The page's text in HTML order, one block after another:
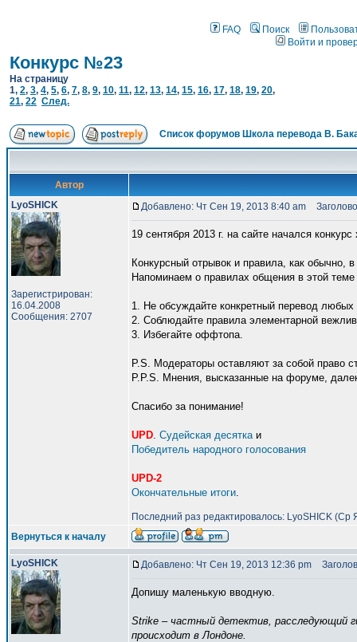
FAQ Поиск
Войти и
Конкурс №23
На страницу
1, 2, 3, 4, 5, 6, 7, 8, 9, 10, 11, 12, 13, 14, 15, 16, 17, 18, 19, 20,
21, 22 След.
Список форумов Школа перевода В.
Автор
LyoSHICK
Зарегистрирован:
16.04.2008
Сообщения: 2707
Добавлено: Чт Сен 19, 2013 8:40 am
19 сентября 2013 г. на сайте начался
Конкурсный отрывок и правила, как обычно,
Напоминаем о правилах общения в этой
1. Не обсуждайте конкретный перевод любых
2. Соблюдайте правила элементарной
3. Избегайте оффтопа.
P.S. Модераторы оставляют за собой право
P.P.S. Мнения, высказанные на форуме,
Спасибо за понимание!
UPD. Судейская десяткаи
Победитель народного голосования
UPD-2
Окончательные итоги.
Последний раз редактировалось: LyoSHICK (Ср
Вернуться к началу
LyoSHICK Добавлено: Чт Сен 19, 2013 12:36 pm
Допишу маленькую вводную.
Strike – частный детектив, расследующий
происходит в Лондоне.